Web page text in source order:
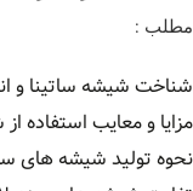
مطلب :
شناخت شیشه ساتینا و
مزایا و معایب استفاده
نحوه تولید شیشه های